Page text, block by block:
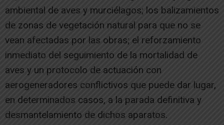
ambiental de aves y murciélagos; los balizamientos
de zonas de vegetación natural para que no se
vean afectadas por las obras; el reforzamiento
inmediato del seguimiento de la mortalidad de
aves y un protocolo de actuación con
aerogeneradores conflictivos que puede dar lugar,
en determinados casos, a la parada definitiva y
desmantelamiento de dichos aparatos.